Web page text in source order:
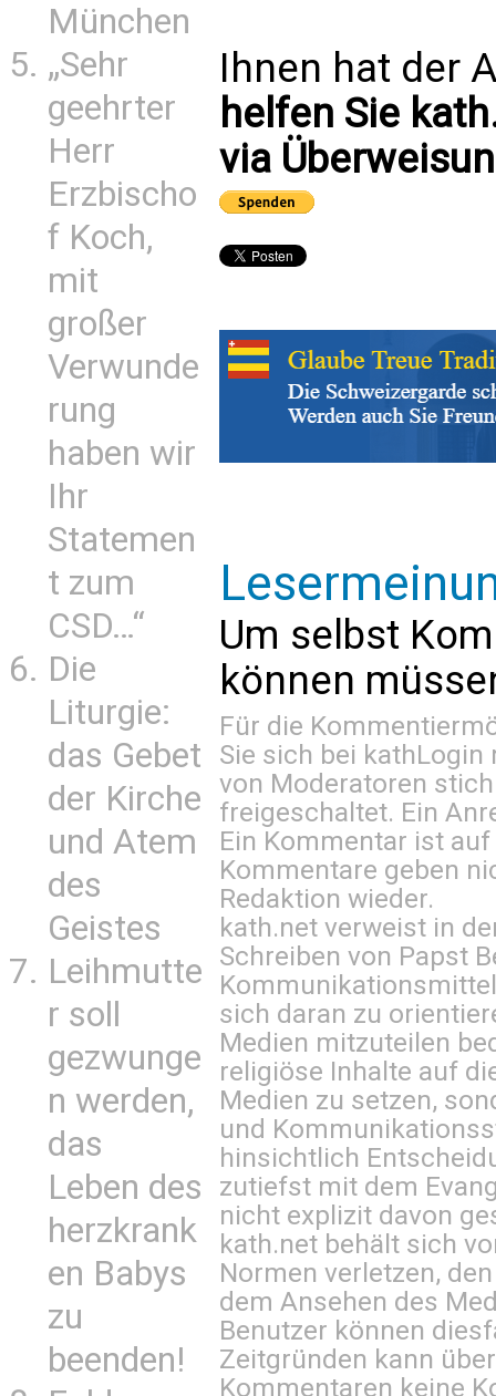
München
„Sehr
geehrter
Herr
Erzbischo
f Koch,
mit
großer
Verwunde
rung
haben wir
Ihr
Statemen
t zum
CSD…“
Die
Liturgie:
das Gebet
der Kirche
und Atem
des
Geistes
Leihmutte
r soll
gezwunge
n werden,
das
Leben des
herzkrank
en Babys
zu
beenden!
Ihnen hat der
helfen Sie
via
Um selbst
können
Für die
Sie sich bei kathLogin
von Moderatoren
freigeschaltet. Ein
Ein Kommentar ist
Kommentare geben
Redaktion wieder.
kath.net verweist in
Schreiben von Papst
sich daran zu
Medien mitzuteilen
religiöse Inhalte auf
Medien zu setzen,
und
hinsichtlich
zutiefst mit dem
nicht explizit davon
kath.net behält sich
Normen verletzen,
dem Ansehen des
Benutzer können
Zeitgründen kann
Kommentaren keine